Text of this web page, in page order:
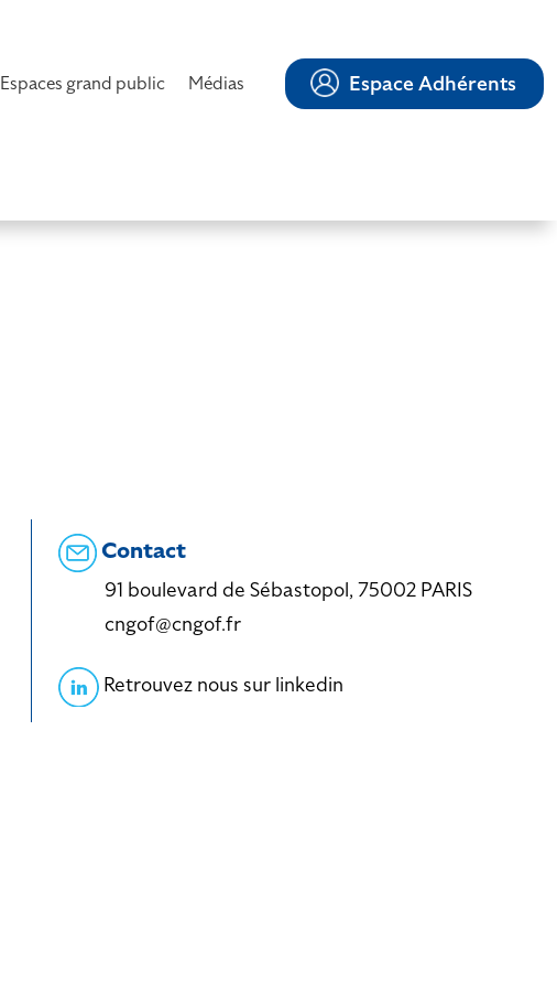
Espaces grand public Médias Espace Adhérents
Contact
91 boulevard de Sébastopol, 75002 PARIS
cngof@cngof.fr
Retrouvez nous sur linkedin